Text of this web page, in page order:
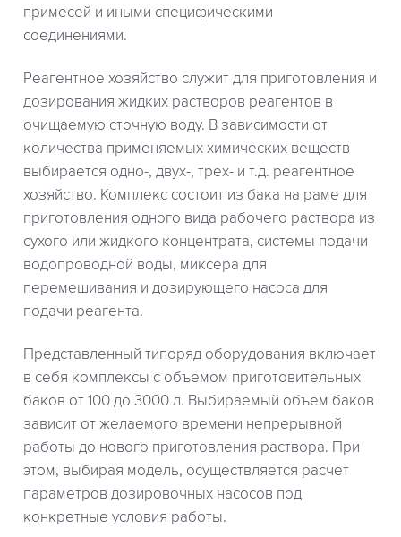
примесей и иными специфическими
соединениями.
Реагентное хозяйство служит для приготовления и
дозирования жидких растворов реагентов в
очищаемую сточную воду. В зависимости от
количества применяемых химических веществ
выбирается одно-, двух-, трех- и т.д. реагентное
хозяйство. Комплекс состоит из бака на раме для
приготовления одного вида рабочего раствора из
сухого или жидкого концентрата, системы подачи
водопроводной воды, миксера для
перемешивания и дозирующего насоса для
подачи реагента.
Представленный типоряд оборудования включает
в себя комплексы с объемом приготовительных
баков от 100 до 3000 л. Выбираемый объем баков
зависит от желаемого времени непрерывной
работы до нового приготовления раствора. При
этом, выбирая модель, осуществляется расчет
параметров дозировочных насосов под
конкретные условия работы.